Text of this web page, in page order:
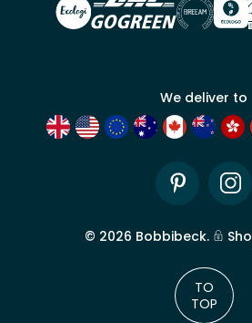
Demander
un compte
We deliver to
Pinterest
© 2026 Bobbibeck.
TO
TOP